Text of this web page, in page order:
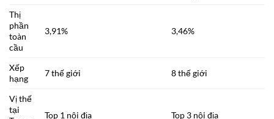
Thị
phần
toàn
cầu
3,91% 3,46%
Xếp
hạng
7 thế giới 8 thế giới
Vị thế
tại
Top 1 nội địa Top 3 nội địa